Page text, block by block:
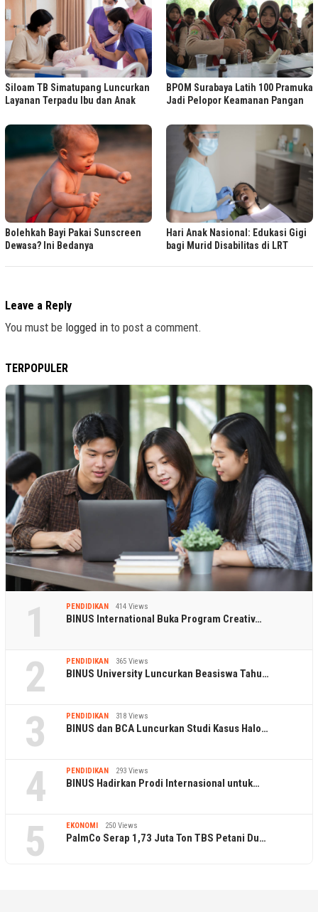
Siloam TB Simatupang Luncurkan
Layanan Terpadu Ibu dan Anak
BPOM Surabaya Latih 100 Pramuka
Jadi Pelopor Keamanan Pangan
Bolehkah Bayi Pakai Sunscreen
Dewasa? Ini Bedanya
Hari Anak Nasional: Edukasi Gigi
bagi Murid Disabilitas di LRT
Leave a Reply
You must be logged in to post a comment.
TERPOPULER
1 PENDIDIKAN 414 Views
BINUS International Buka Program Creativ…
2 PENDIDIKAN 365 Views
BINUS University Luncurkan Beasiswa Tahu…
3 PENDIDIKAN 318 Views
BINUS dan BCA Luncurkan Studi Kasus Halo…
4 PENDIDIKAN 293 Views
BINUS Hadirkan Prodi Internasional untuk…
5 EKONOMI 250 Views
PalmCo Serap 1,73 Juta Ton TBS Petani Du…